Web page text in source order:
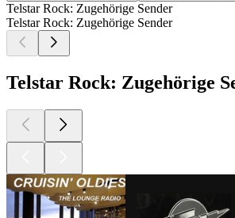
Telstar Rock: Zugehörige Sender
Telstar Rock: Zugehörige Sender
Telstar Rock: Zugehörige